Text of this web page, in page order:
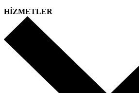
HİZMETLER